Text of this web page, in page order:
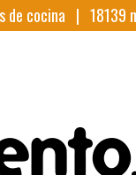
de cocina | 18139